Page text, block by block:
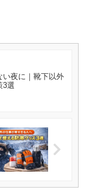
い夜に｜靴下以外
3選